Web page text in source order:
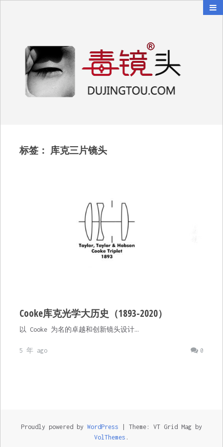
标签： 库克三片镜头
Cooke库克光学大历史（1893-2020）
以 Cooke 为名的卓越和创新镜头设计…
0
5 年 ago
Proudly powered by WordPress | Theme: VT Grid Mag by
VolThemes .